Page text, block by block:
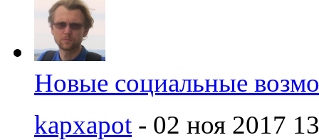
Новые социальные
kapxapot - 02 ноя 2017